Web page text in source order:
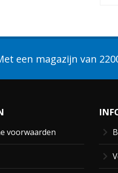
een magazijn van
voorwaarden